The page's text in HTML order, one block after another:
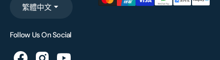
繁體中文
Follow Us On Social